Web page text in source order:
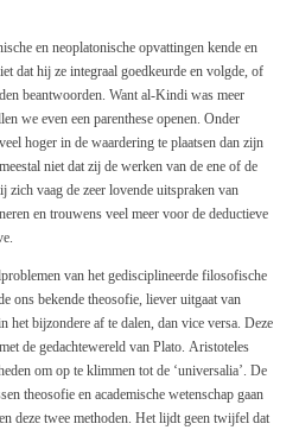
en neoplatonische opvattingen kende en
dat hij ze integraal goedkeurde en volgde, of
beantwoorden. Want al-Kindi was meer
we even een parenthese openen. Onder
veel hoger in de waardering te plaatsen dan zijn
niet dat zij de werken van de ene of de
zich vaag de zeer lovende uitspraken van
en trouwens veel meer voor de deductieve
van het gedisciplineerde filosofische
ons bekende theosofie, liever uitgaat van
het bijzondere af te dalen, dan vice versa. Deze
de gedachtewereld van Plato. Aristoteles
om op te klimmen tot de ‘universalia’. De
theosofie en academische wetenschap gaan
deze twee methoden. Het lijdt geen twijfel dat